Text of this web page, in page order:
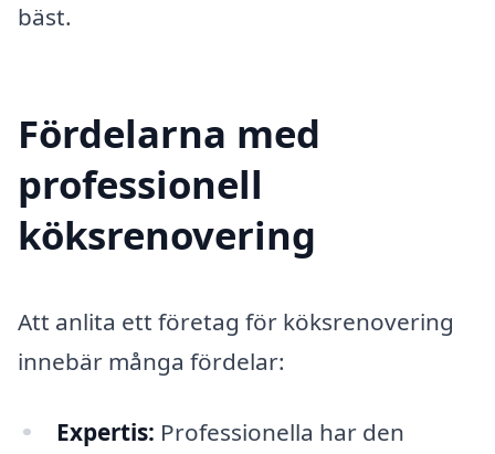
bäst.
Fördelarna med
professionell
köksrenovering
Att anlita ett företag för köksrenovering
innebär många fördelar:
Expertis: Professionella har den